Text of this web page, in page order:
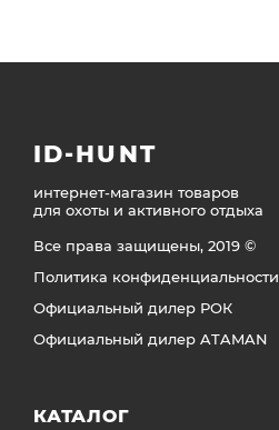
ID-HUNT
интернет-магазин товаров
для охоты и активного отдыха
Все права защищены, 2019 ©
Политика конфиденциальности
Официальный дилер РОК
Официальный дилер ATAMAN
КАТАЛОГ